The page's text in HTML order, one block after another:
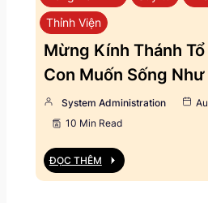
Thỉnh Viện
Mừng Kính Thánh
Con Muốn Sống
System Administration
10 Min Read
ĐỌC THÊM